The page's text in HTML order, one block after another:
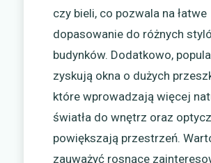
czy bieli, co pozwala na łatwe
dopasowanie do różnych
budynków. Dodatkowo,
zyskują okna o dużych
które wprowadzają więcej
światła do wnętrz oraz
powiększają przestrzeń.
zauważyć rosnące